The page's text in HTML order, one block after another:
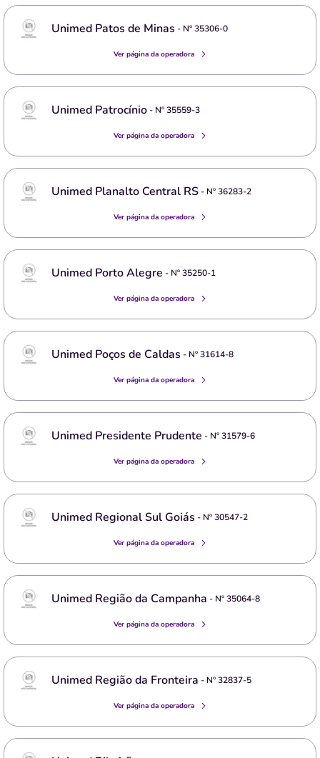
Unimed Patos de Minas - Nº35306-0
Ver página da operadora
Unimed Patrocínio- Nº35559-3
Ver página da operadora
Unimed Planalto Central RS- Nº36283-2
Ver página da operadora
Unimed Porto Alegre - Nº35250-1
Ver página da operadora
Unimed Poços de Caldas - Nº31614-8
Ver página da operadora
Unimed Presidente Prudente - Nº31579-6
Ver página da operadora
Unimed Regional Sul Goiás - Nº30547-2
Ver página da operadora
Unimed Região da Campanha - Nº35064-8
Ver página da operadora
Unimed Região da Fronteira - Nº32837-5
Ver página da operadora